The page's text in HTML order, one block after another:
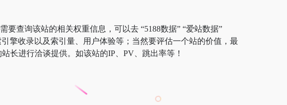
要查询该站的相关权重信息，可以去 “5188数据” “爱站数据”
擎收录以及索引量、用户体验等；当然要评估一个站的价值，最
长进行洽谈提供。如该站的IP、PV、跳出率等！